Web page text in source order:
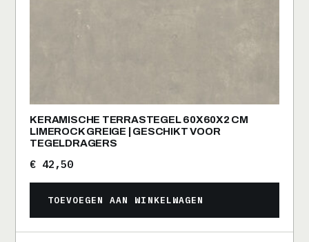
KERAMISCHE TERRASTEGEL 60X60X2 CM
LIMEROCK GREIGE | GESCHIKT VOOR
TEGELDRAGERS
€ 42,50
TOEVOEGEN AAN WINKELWAGEN